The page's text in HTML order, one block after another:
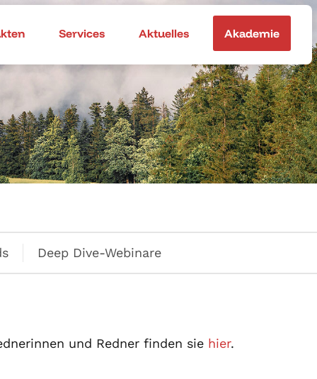
Services Aktuelles Akademie
Deep Dive-Webinare
und Redner finden sie hier.